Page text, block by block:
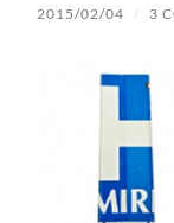
2015/02/04 / 3